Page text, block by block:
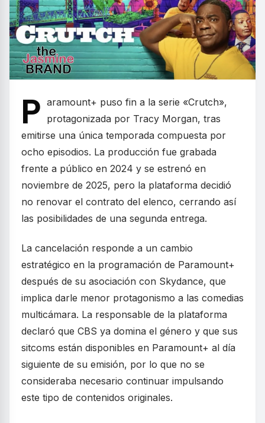
P aramount+ puso fin a la serie «Crutch»,
protagonizada por Tracy Morgan, tras
emitirse una única temporada compuesta por
ocho episodios. La producción fue grabada
frente a público en 2024 y se estrenó en
noviembre de 2025, pero la plataforma decidió
no renovar el contrato del elenco, cerrando así
las posibilidades de una segunda entrega.
La cancelación responde a un cambio
estratégico en la programación de Paramount+
después de su asociación con Skydance, que
implica darle menor protagonismo a las comedias
multicámara. La responsable de la plataforma
declaró que CBS ya domina el género y que sus
sitcoms están disponibles en Paramount+ al día
siguiente de su emisión, por lo que no se
consideraba necesario continuar impulsando
este tipo de contenidos originales.